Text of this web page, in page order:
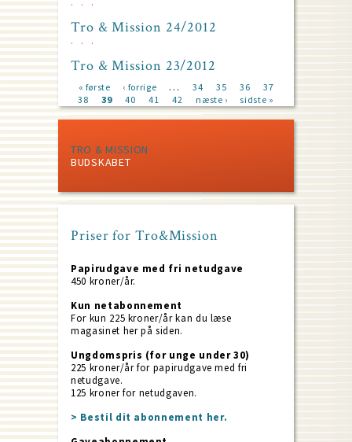
Tro & Mission 24/2012
Tro & Mission 23/2012
Pagination
First
page
« første
Previous
page
‹ forrige … Page
34 Page
35 Page
36 Page
37
Page
38
Current
page
39 Page
40 Page
41 Page
42
Next
page
næste ›
Last
page
sidste »
TRO & MISSION
BUDSKABET
Priser for Tro&Mission
Papirudgave med fri netudgave
450 kroner/år.
Kun netabonnement
For kun 225 kroner/år kan du læse
magasinet her på siden.
Ungdomspris (for unge under 30)
225 kroner/år for papirudgave med fri
netudgave.
125 kroner for netudgaven.
> Bestil dit abonnement her.